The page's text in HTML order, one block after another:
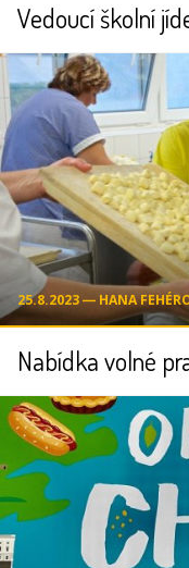
25.8.2023 ― HANA
Nabídka volné